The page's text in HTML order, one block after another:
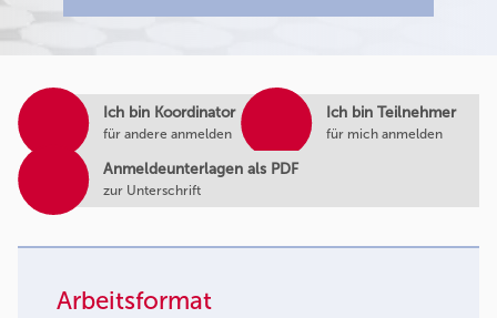
Arbeitsformat
Ich bin Koordinator
für andere anmelden
Ich bin Teilnehmer
für mich anmelden
Anmeldeunterlagen als PDF
zur Unterschrift